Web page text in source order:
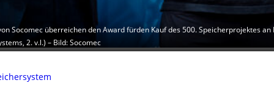
Socomec überreichen den Award fürden Kauf des 500. Speicherprojektes
2. v.l.) – Bild: Socomec